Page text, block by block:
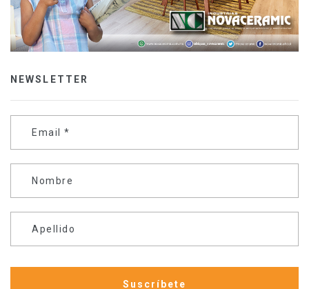
NEWSLETTER
Email *
Nombre
Apellido